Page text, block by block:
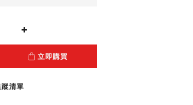
立即購買
清單